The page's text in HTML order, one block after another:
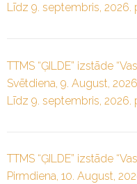
Līdz 9. septembris, 2026.
TTMS “ĢILDE” izstāde
Svētdiena, 9. August,
Līdz 9. septembris, 2026.
TTMS “ĢILDE” izstāde
Pirmdiena, 10. August,